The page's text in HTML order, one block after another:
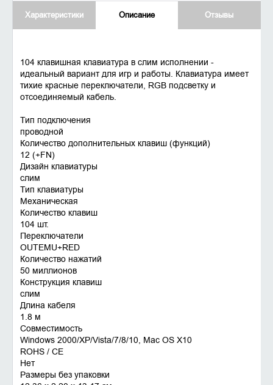
Характеристики Описание Отзывы
104 клавишная клавиатура в слим исполнении -
идеальный вариант для игр и работы. Клавиатура имеет
тихие красные переключатели, RGB подсветку и
отсоединяемый кабель.
Тип подключения
проводной
Количество дополнительных клавиш (функций)
12 (+FN)
Дизайн клавиатуры
слим
Тип клавиатуры
Механическая
Количество клавиш
104 шт.
Переключатели
OUTEMU+RED
Количество нажатий
50 миллионов
Конструкция клавиш
слим
Длина кабеля
1.8 м
Совместимость
Windows 2000/XP/Vista/7/8/10, Mac OS X10
ROHS / CE
Нет
Размеры без упаковки